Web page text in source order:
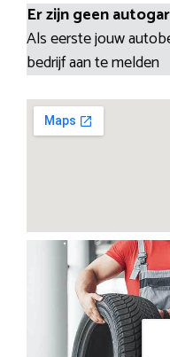
Er zijn geen
Als eerste jouw
bedrijf aan te melden